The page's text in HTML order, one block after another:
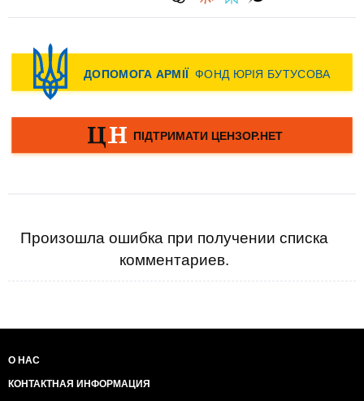
Произошла ошибка при получении списка
комментариев.
О НАС
КОНТАКТНАЯ ИНФОРМАЦИЯ